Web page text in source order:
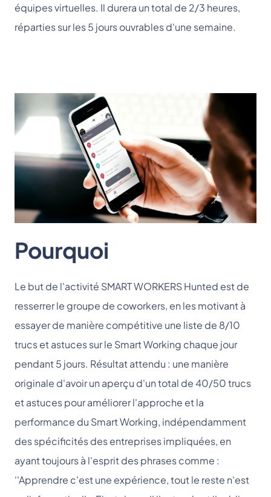
équipes virtuelles. Il durera un total de 2/3 heures,
réparties sur les 5 jours ouvrables d'une semaine.
Pourquoi
Le but de l'activité SMART WORKERS Hunted est de
resserrer le groupe de coworkers, en les motivant à
essayer de manière compétitive une liste de 8/10
trucs et astuces sur le Smart Working chaque jour
pendant 5 jours. Résultat attendu : une manière
originale d'avoir un aperçu d'un total de 40/50 trucs
et astuces pour améliorer l'approche et la
performance du Smart Working, indépendamment
des spécificités des entreprises impliquées, en
ayant toujours à l'esprit des phrases comme :
''Apprendre c'est une expérience, tout le reste n'est